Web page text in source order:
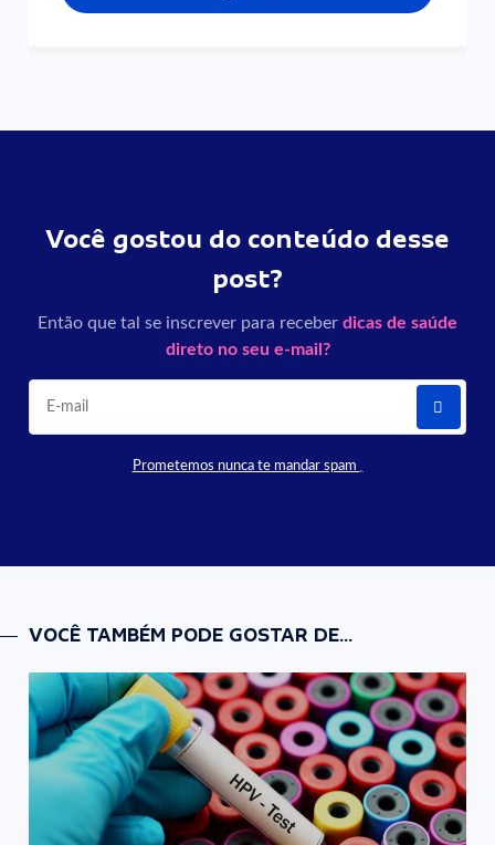
Você gostou do conteúdo desse
post?
Então que tal se inscrever para receber dicas de saúde
direto no seu e-mail?
Prometemos nunca te mandar spam
VOCÊ TAMBÉM PODE GOSTAR DE...